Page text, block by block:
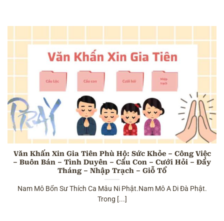
Văn Khấn Xin Gia Tiên Phù Hộ: Sức Khỏe – Công Việc
– Buôn Bán – Tình Duyên – Cầu Con – Cưới Hỏi – Đầy
Tháng – Nhập Trạch – Giỗ Tổ
Nam Mô Bổn Sư Thích Ca Mâu Ni Phật.Nam Mô A Di Đà Phật.
Trong [...]